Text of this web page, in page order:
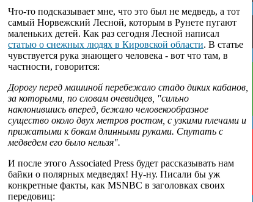
Что-то подсказывает мне, что это был не медведь, а тот
самый Норвежский Лесной, которым в Рунете пугают
маленьких детей. Как раз сегодня Лесной написал
статью о снежных людях в Кировской области. В статье
чувствуется рука знающего человека - вот что там, в
частности, говорится:
Дорогу перед машиной перебежало стадо диких кабанов,
за которыми, по словам очевидцев, "сильно
наклонившись вперед, бежало человекообразное
существо около двух метров ростом, с узкими плечами и
прижатыми к бокам длинными руками. Спутать с
медведем его было нельзя".
И после этого Associated Press будет рассказывать нам
байки о полярных медведях! Ну-ну. Писали бы уж
конкретные факты, как MSNBC в заголовках своих
передовиц: